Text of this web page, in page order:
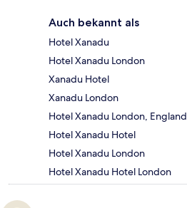
Auch bekannt als
Hotel Xanadu
Hotel Xanadu London
Xanadu Hotel
Xanadu London
Hotel Xanadu London, England
Hotel Xanadu Hotel
Hotel Xanadu London
Hotel Xanadu Hotel London